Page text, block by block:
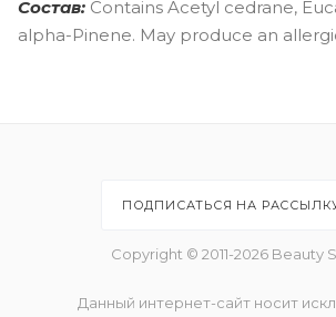
Состав: Contains Acetyl cedrane,
alpha-Pinene. May produce an
ПОДПИСАТЬСЯ НА
Copyright © 2011-2026 Beauty
Данный интернет-сайт носит